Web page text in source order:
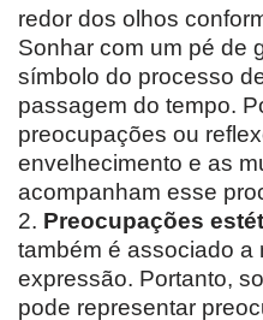
redor dos olhos
Sonhar com um pé de
símbolo do processo
passagem do tempo.
preocupações ou
envelhecimento e as
acompanham esse
2. Preocupações
também é associado a
expressão. Portanto,
pode representar